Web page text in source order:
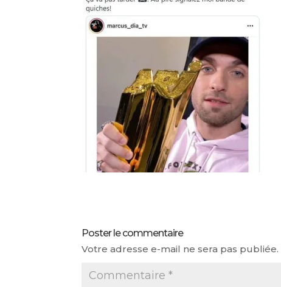
Poster le commentaire
Votre adresse e-mail ne sera pas publiée.